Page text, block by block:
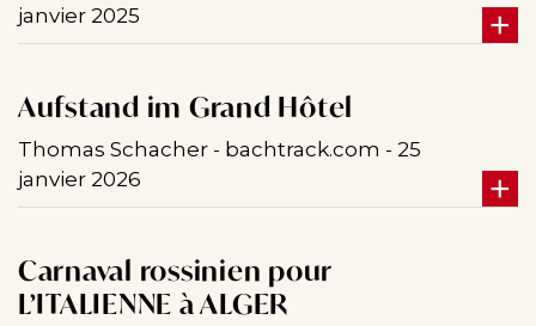
janvier 2025
Aufstand im Grand Hôtel
Thomas Schacher - bachtrack.com - 25
janvier 2026
Carnaval rossinien pour
L’ITALIENNE à ALGER